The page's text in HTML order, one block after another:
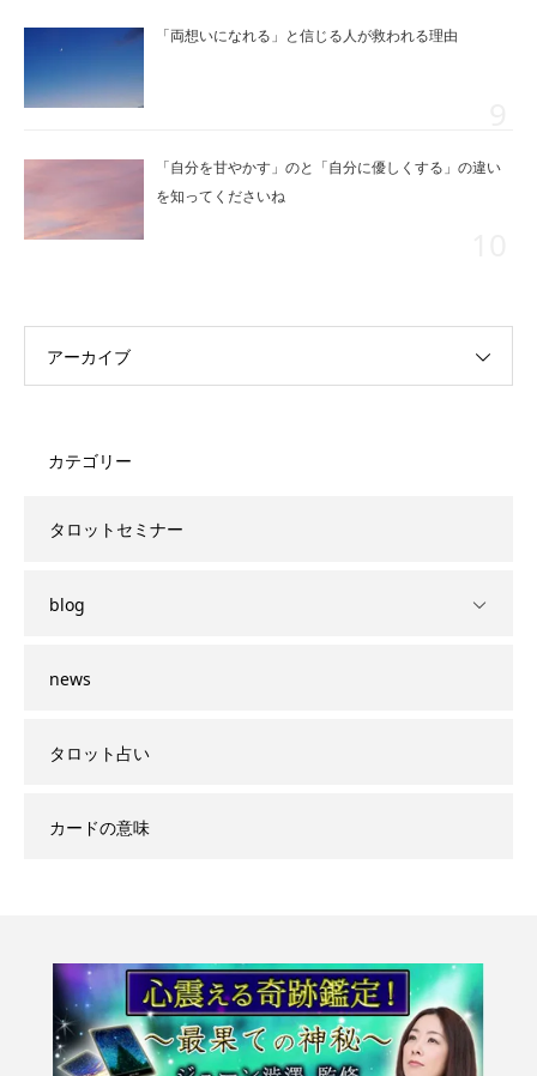
「両想いになれる」と信じる人が救われる理由
「自分を甘やかす」のと「自分に優しくする」の違い
を知ってくださいね
アーカイブ
カテゴリー
タロットセミナー
blog
news
タロット占い
カードの意味